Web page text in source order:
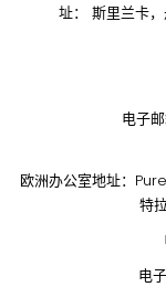
址： 斯里兰卡
电子邮
欧洲办公室地址：
特
电